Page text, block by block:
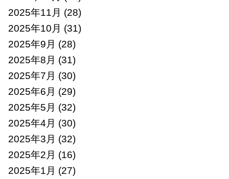
2025年11月 (28)
2025年10月 (31)
2025年9月 (28)
2025年8月 (31)
2025年7月 (30)
2025年6月 (29)
2025年5月 (32)
2025年4月 (30)
2025年3月 (32)
2025年2月 (16)
2025年1月 (27)